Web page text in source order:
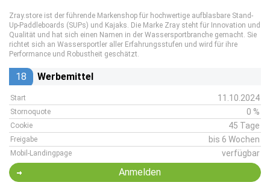
Zray.store ist der führende Markenshop für hochwertige aufblasbare Stand-
Up-Paddleboards (SUPs) und Kajaks. Die Marke Zray steht für Innovation und
Qualität und hat sich einen Namen in der Wassersportbranche gemacht. Sie
richtet sich an Wassersportler aller Erfahrungsstufen und wird für ihre
Performance und Robustheit geschätzt.
18 Werbemittel
Start 11.10.2024
Stornoquote 0 %
Cookie 45 Tage
Freigabe bis 6 Wochen
Mobil-Landingpage verfügbar
Anmelden